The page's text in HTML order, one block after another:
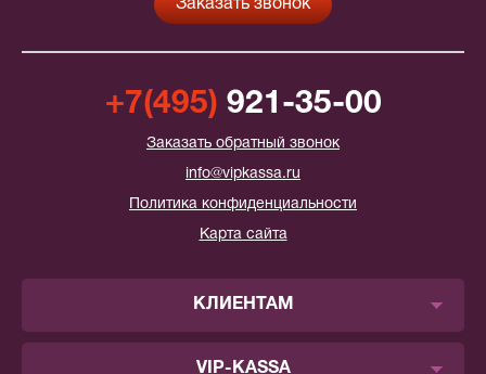
+7(495) 921-35-00
Заказать обратный звонок
info@vipkassa.ru
Политика конфиденциальности
Карта сайта
КЛИЕНТАМ
VIP-KASSA